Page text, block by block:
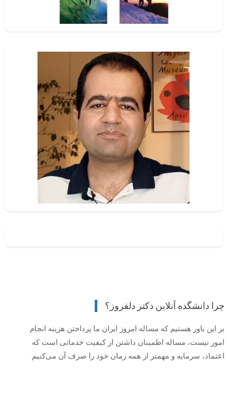
چرا دانشگده آنلاین دکتر دلفروز؟
بر این باور هستیم که مساله امروز ایران ما پرداختن هزینه انجام
امور نیست، مساله اطمینان داشتن از کیفیت خدماتی است که
اعتماد، سرمایه و مهمتر از همه زمان خود را صرف آن می‌کنیم.